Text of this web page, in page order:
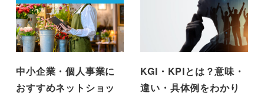
中小企業・個人事業に
おすすめネットショッ
KGI・KPIとは？意味・
違い・具体例をわかり